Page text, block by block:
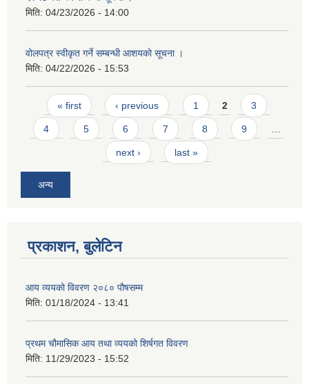
मिति: 04/23/2026 - 14:00
वोलपत्र स्वीकृत गर्ने सम्बन्धी आशयको सूचना ।
मिति: 04/22/2026 - 15:53
Pages
« first ‹ previous 1 2 3
4 5 6 7 8 9 …
next › last »
अन्य
प्रकाशन, बुलेटिन
आय व्ययको विवरण २०८० पौषसम्म
मिति: 01/18/2024 - 13:41
प्रथम चौमासिक आय तथा व्ययको शिर्षगत विवरण
मिति: 11/29/2023 - 15:52